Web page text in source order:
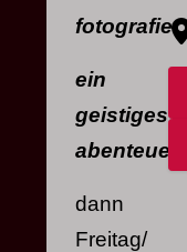
fotografie
ein
geistiges
abenteuer
dann
Freitag/